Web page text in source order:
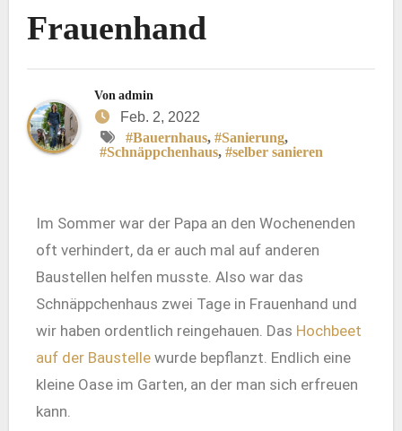
Frauenhand
Von admin
Feb. 2, 2022
#Bauernhaus,#Sanierung,
#Schnäppchenhaus,#selber sanieren
Im Sommer war der Papa an den Wochenenden
oft verhindert, da er auch mal auf anderen
Baustellen helfen musste. Also war das
Schnäppchenhaus zwei Tage in Frauenhand und
wir haben ordentlich reingehauen. Das Hochbeet
auf der Baustellewurde bepflanzt. Endlich eine
kleine Oase im Garten, an der man sich erfreuen
kann.